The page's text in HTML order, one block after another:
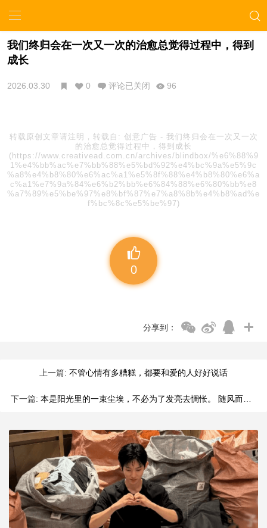
我们终归会在一次又一次的治愈总觉得过程中，得到
成长
2026.03.30 0 评论已关闭 96
转载原创文章请注明，转载自: 创意广告 - 我们终归会在一次又一次
的治愈总觉得过程中，得到成长
(https://www.creativead.com.cn/archives/blindbox/%e6%88%9
1%e4%bb%ac%e7%bb%88%e5%bd%92%e4%bc%9a%e5%9c
%a8%e4%b8%80%e6%ac%a1%e5%8f%88%e4%b8%80%e6%a
c%a1%e7%9a%84%e6%b2%bb%e6%84%88%e6%80%bb%e8
%a7%89%e5%be%97%e8%bf%87%e7%a8%8b%e4%b8%ad%e
f%bc%8c%e5%be%97)
0
分享到：
上一篇: 不管心情有多糟糕，都要和爱的人好好说话
下一篇: 本是阳光里的一束尘埃，不必为了发亮去惆怅。 随风而起，随雨而落。 和光同尘，神游自在，可以乐得。